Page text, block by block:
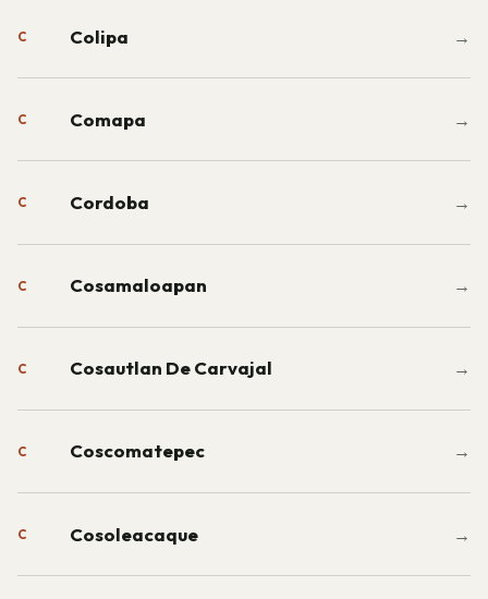
C Colipa →
C Comapa →
C Cordoba →
C Cosamaloapan →
C Cosautlan De Carvajal →
C Coscomatepec →
C Cosoleacaque →